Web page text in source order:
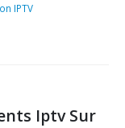
IPTV
Iptv Sur